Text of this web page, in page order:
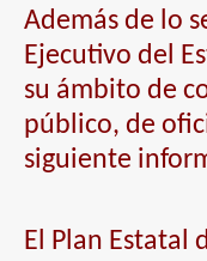
Además de lo
Ejecutivo del
su ámbito de
público, de
siguiente
El Plan Estatal